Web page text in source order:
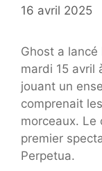
16 avril 2025
Ghost a lancé
mardi 15 avril
jouant un
comprenait
morceaux. Le
premier
Perpetua.